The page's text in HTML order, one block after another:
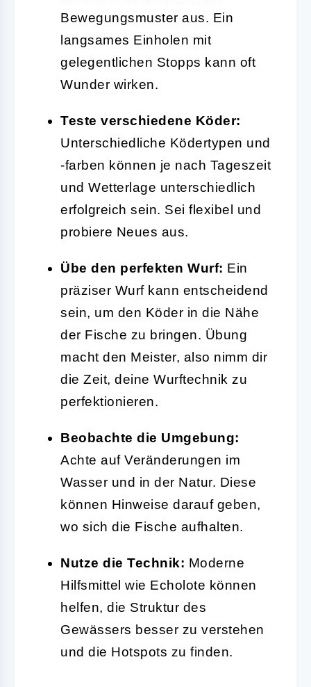
Bewegungsmuster aus. Ein
langsames Einholen mit
gelegentlichen Stopps kann oft
Wunder wirken.
Teste verschiedene Köder:
Unterschiedliche Ködertypen und
-farben können je nach Tageszeit
und Wetterlage unterschiedlich
erfolgreich sein. Sei flexibel und
probiere Neues aus.
Übe den perfekten Wurf: Ein
präziser Wurf kann entscheidend
sein, um den Köder in die Nähe
der Fische zu bringen. Übung
macht den Meister, also nimm dir
die Zeit, deine Wurftechnik zu
perfektionieren.
Beobachte die Umgebung:
Achte auf Veränderungen im
Wasser und in der Natur. Diese
können Hinweise darauf geben,
wo sich die Fische aufhalten.
Nutze die Technik: Moderne
Hilfsmittel wie Echolote können
helfen, die Struktur des
Gewässers besser zu verstehen
und die Hotspots zu finden.